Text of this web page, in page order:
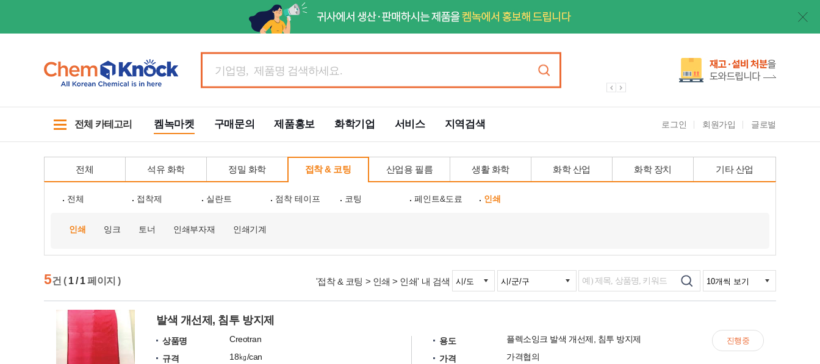
전체 카테고리 켐녹마켓 구매문의 제품홍보 화학기업 서비스 지역검색 로그인 회원가입 글로벌
전체 석유 화학 정밀 화학 접착 & 코팅 산업용 필름 생활 화학 화학 산업 화학 장치 기타 산업
전체 접착제 실란트 점착 테이프 코팅 페인트&도료 인쇄
인쇄 잉크 토너 인쇄부자재 인쇄기계
5건 ( 1 / 1페이지 ) '접착 & 코팅 > 인쇄 > 인쇄' 내 검색
발색 개선제, 침투 방지제
상품명
Creotran
규격
18㎏/can
용도
플렉소잉크 발색 개선제, 침투 방지제
가격
가격협의
진행중